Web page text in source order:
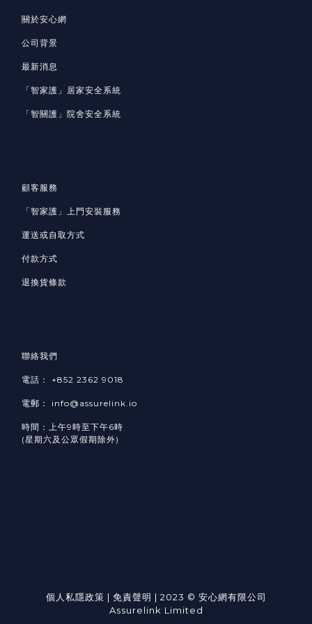
關於安心網
公司背景
最新消息
「智家護」居家安全系統
「智關護」院舍安全系統
顧客服務
「智家護」 上門安裝服務
運送或自取方式
付款方式
退換貨條款
聯絡我們
電話： +852 2362 9018
電郵： info@assurelink.io
時間：上午9時至下午6時
(星期六及公眾假期除外)
個人私隱政策 | 免責聲明 | 2023 © 安心網有限公司
Assurelink Limited